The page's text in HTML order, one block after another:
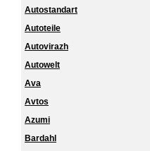
Autostandart
Autoteile
Autovirazh
Autowelt
Ava
Avtos
Azumi
Bardahl